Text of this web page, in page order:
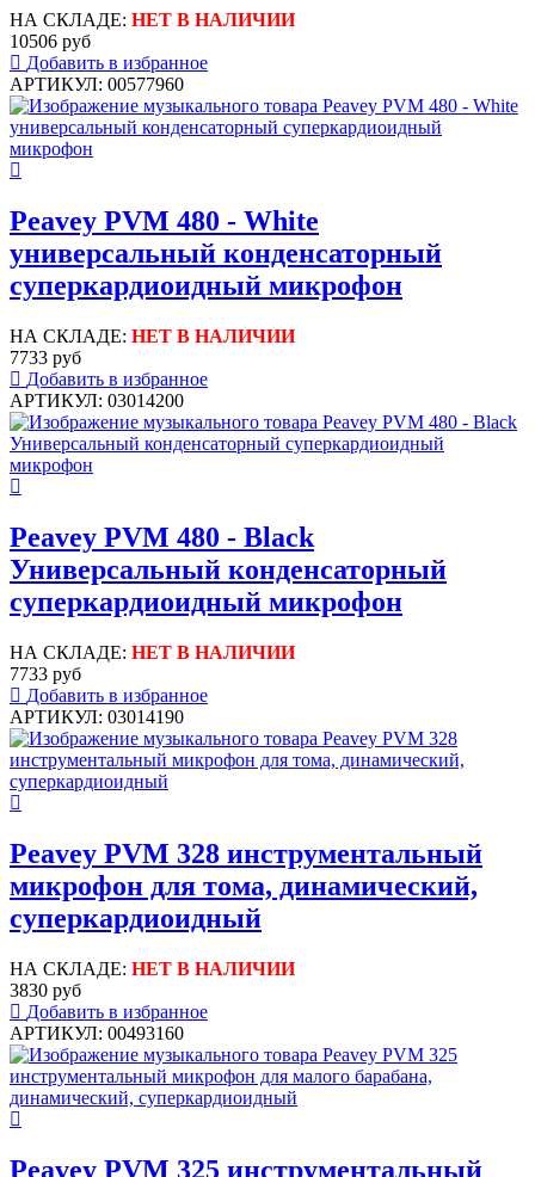
НА СКЛАДЕ: НЕТ В НАЛИЧИИ
10506 руб
Добавить в избранное
АРТИКУЛ: 00577960
Peavey PVM 480 - White
универсальный конденсаторный
суперкардиоидный микрофон
НА СКЛАДЕ: НЕТ В НАЛИЧИИ
7733 руб
Добавить в избранное
АРТИКУЛ: 03014200
Peavey PVM 480 - Black
Универсальный конденсаторный
суперкардиоидный микрофон
НА СКЛАДЕ: НЕТ В НАЛИЧИИ
7733 руб
Добавить в избранное
АРТИКУЛ: 03014190
Peavey PVM 328 инструментальный
микрофон для тома, динамический,
суперкардиоидный
НА СКЛАДЕ: НЕТ В НАЛИЧИИ
3830 руб
Добавить в избранное
АРТИКУЛ: 00493160
Peavey PVM 325 инструментальный